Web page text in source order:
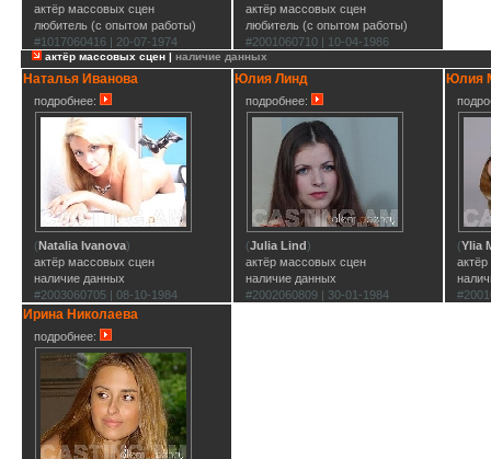
актёр массовых сцен
любитель (с опытом работы)
#1017060416 | 20-07-1974
актёр массовых сцен
любитель (с опытом работы)
#2001060710 | 10-04-1986
актёр массовых сцен | наличие данных
Наталья Иванова
подробнее:
(Natalia Ivanova)
актёр массовых сцен
наличие данных
#2003060705 | 08-10-1984
Юлия Линд
подробнее:
(Julia Lind)
актёр массовых сцен
наличие данных
#2002060809 | 30-01-1984
Юлия
(Ylia
Ирина Николаева
подробнее: